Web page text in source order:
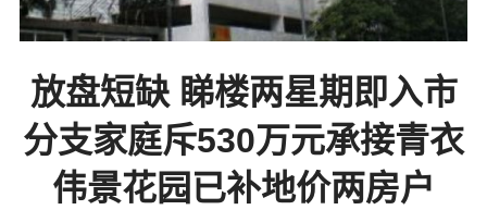
放盘短缺 睇楼两星期即入市
分支家庭斥530万元承接青衣
伟景花园已补地价两房户